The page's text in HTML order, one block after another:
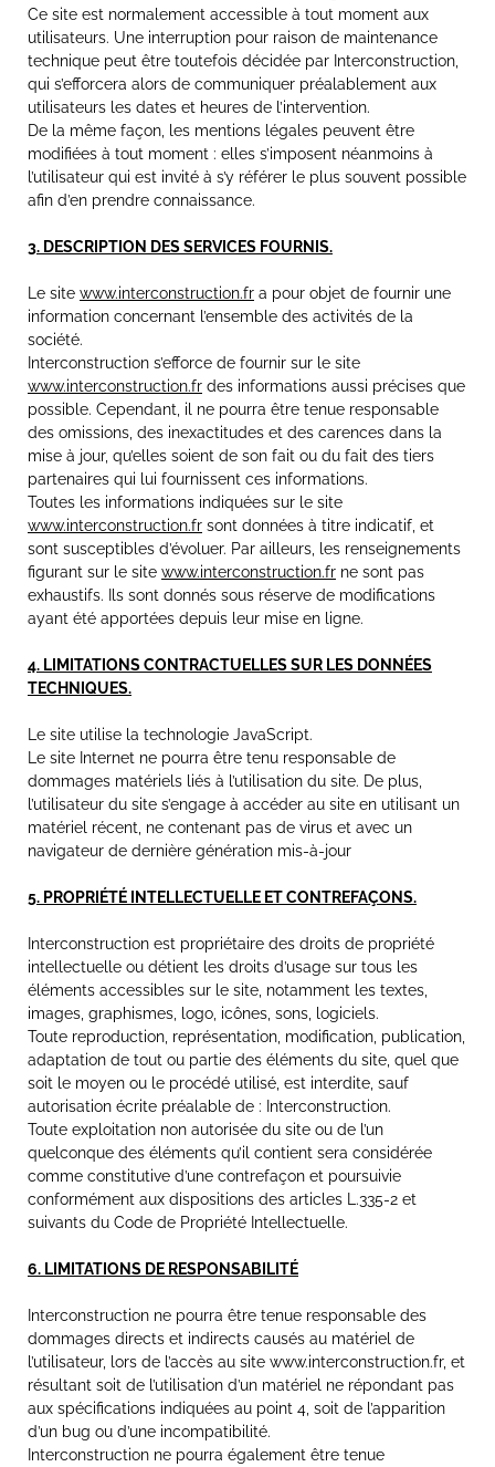
Ce site est normalement accessible à tout moment aux
utilisateurs. Une interruption pour raison de maintenance
technique peut être toutefois décidée par Interconstruction,
qui s’efforcera alors de communiquer préalablement aux
utilisateurs les dates et heures de l’intervention.
De la même façon, les mentions légales peuvent être
modifiées à tout moment : elles s’imposent néanmoins à
l’utilisateur qui est invité à s’y référer le plus souvent possible
afin d’en prendre connaissance.
3. DESCRIPTION DES SERVICES FOURNIS.
Le site www.interconstruction.fr a pour objet de fournir une
information concernant l’ensemble des activités de la
société.
Interconstruction s’efforce de fournir sur le site
www.interconstruction.fr des informations aussi précises que
possible. Cependant, il ne pourra être tenue responsable
des omissions, des inexactitudes et des carences dans la
mise à jour, qu’elles soient de son fait ou du fait des tiers
partenaires qui lui fournissent ces informations.
Toutes les informations indiquées sur le site
www.interconstruction.fr sont données à titre indicatif, et
sont susceptibles d’évoluer. Par ailleurs, les renseignements
figurant sur le site www.interconstruction.fr ne sont pas
exhaustifs. Ils sont donnés sous réserve de modifications
ayant été apportées depuis leur mise en ligne.
4. LIMITATIONS CONTRACTUELLES SUR LES DONNÉES
TECHNIQUES.
Le site utilise la technologie JavaScript.
Le site Internet ne pourra être tenu responsable de
dommages matériels liés à l’utilisation du site. De plus,
l’utilisateur du site s’engage à accéder au site en utilisant un
matériel récent, ne contenant pas de virus et avec un
navigateur de dernière génération mis-à-jour
5. PROPRIÉTÉ INTELLECTUELLE ET CONTREFAÇONS.
Interconstruction est propriétaire des droits de propriété
intellectuelle ou détient les droits d’usage sur tous les
éléments accessibles sur le site, notamment les textes,
images, graphismes, logo, icônes, sons, logiciels.
Toute reproduction, représentation, modification, publication,
adaptation de tout ou partie des éléments du site, quel que
soit le moyen ou le procédé utilisé, est interdite, sauf
autorisation écrite préalable de : Interconstruction.
Toute exploitation non autorisée du site ou de l’un
quelconque des éléments qu’il contient sera considérée
comme constitutive d’une contrefaçon et poursuivie
conformément aux dispositions des articles L.335-2 et
suivants du Code de Propriété Intellectuelle.
6. LIMITATIONS DE RESPONSABILITÉ
Interconstruction ne pourra être tenue responsable des
dommages directs et indirects causés au matériel de
l’utilisateur, lors de l’accès au site www.interconstruction.fr, et
résultant soit de l’utilisation d’un matériel ne répondant pas
aux spécifications indiquées au point 4, soit de l’apparition
d’un bug ou d’une incompatibilité.
Interconstruction ne pourra également être tenue